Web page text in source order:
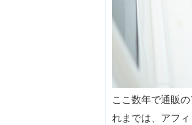
ここ数年で通販
れまでは、アフ